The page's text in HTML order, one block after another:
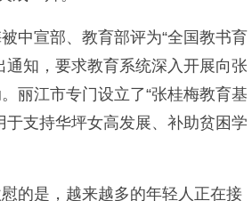
中宣部、教育部评为“全国教书育
通知，要求教育系统深入开展向张
丽江市专门设立了“张桂梅教育基
于支持华坪女高发展、补助贫困学
的是，越来越多的年轻人正在接